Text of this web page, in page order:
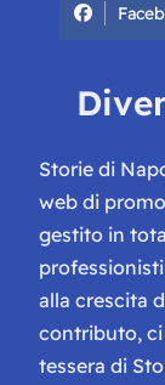
Storie di
web di
gestito in
alla crescita
contributo, ci
tessera di